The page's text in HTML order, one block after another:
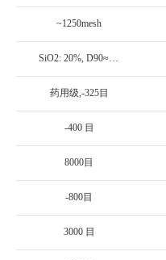
~1250mesh
SiO2: 20%, D90≈400目
药用级,-325目
-400 目
8000目
-800目
3000 目